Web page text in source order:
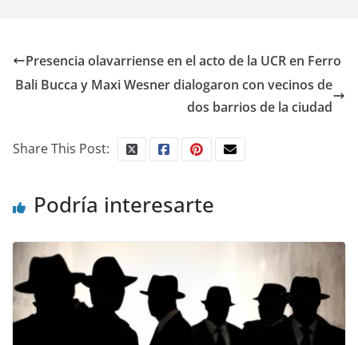
Presencia olavarriense en el acto de la UCR en Ferro
Bali Bucca y Maxi Wesner dialogaron con vecinos de
dos barrios de la ciudad
Share This Post:
Podría interesarte